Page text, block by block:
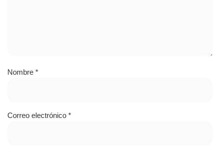
Nombre *
Correo electrónico *